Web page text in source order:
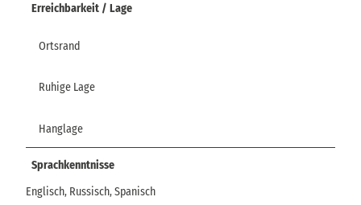
Erreichbarkeit / Lage
Ortsrand
Ruhige Lage
Hanglage
Sprachkenntnisse
Englisch, Russisch, Spanisch